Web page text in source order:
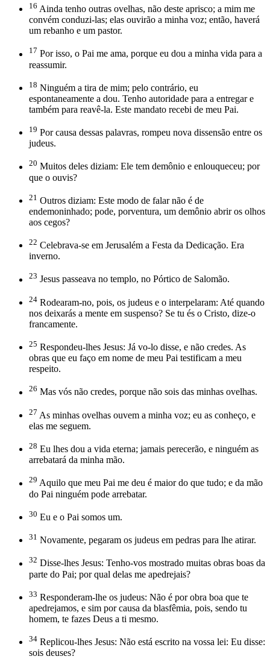
16 Ainda tenho outras ovelhas, não deste aprisco; a mim me
convém conduzi-las; elas ouvirão a minha voz; então, haverá
um rebanho e um pastor.
17 Por isso, o Pai me ama, porque eu dou a minha vida para a
reassumir.
18 Ninguém a tira de mim; pelo contrário, eu
espontaneamente a dou. Tenho autoridade para a entregar e
também para reavê-la. Este mandato recebi de meu Pai.
19 Por causa dessas palavras, rompeu nova dissensão entre os
judeus.
20 Muitos deles diziam: Ele tem demônio e enlouqueceu; por
que o ouvis?
21 Outros diziam: Este modo de falar não é de
endemoninhado; pode, porventura, um demônio abrir os olhos
aos cegos?
22 Celebrava-se em Jerusalém a Festa da Dedicação. Era
inverno.
23 Jesus passeava no templo, no Pórtico de Salomão.
24 Rodearam-no, pois, os judeus e o interpelaram: Até quando
nos deixarás a mente em suspenso? Se tu és o Cristo, dize-o
francamente.
25 Respondeu-lhes Jesus: Já vo-lo disse, e não credes. As
obras que eu faço em nome de meu Pai testificam a meu
respeito.
26 Mas vós não credes, porque não sois das minhas ovelhas.
27 As minhas ovelhas ouvem a minha voz; eu as conheço, e
elas me seguem.
28 Eu lhes dou a vida eterna; jamais perecerão, e ninguém as
arrebatará da minha mão.
29 Aquilo que meu Pai me deu é maior do que tudo; e da mão
do Pai ninguém pode arrebatar.
30 Eu e o Pai somos um.
31 Novamente, pegaram os judeus em pedras para lhe atirar.
32 Disse-lhes Jesus: Tenho-vos mostrado muitas obras boas da
parte do Pai; por qual delas me apedrejais?
33 Responderam-lhe os judeus: Não é por obra boa que te
apedrejamos, e sim por causa da blasfêmia, pois, sendo tu
homem, te fazes Deus a ti mesmo.
34 Replicou-lhes Jesus: Não está escrito na vossa lei: Eu disse:
sois deuses?